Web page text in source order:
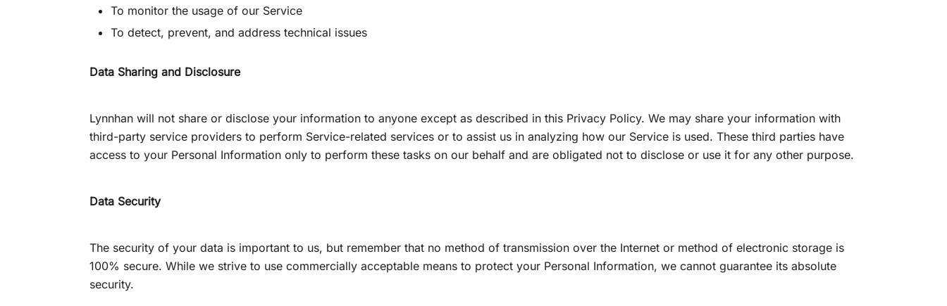
To monitor the usage of our Service
To detect, prevent, and address technical issues
Data Sharing and Disclosure
Lynnhan will not share or disclose your information to anyone except as described in this Privacy Policy. We may share your information with
third-party service providers to perform Service-related services or to assist us in analyzing how our Service is used. These third parties have
access to your Personal Information only to perform these tasks on our behalf and are obligated not to disclose or use it for any other purpose.
Data Security
The security of your data is important to us, but remember that no method of transmission over the Internet or method of electronic storage is
100% secure. While we strive to use commercially acceptable means to protect your Personal Information, we cannot guarantee its absolute
security.